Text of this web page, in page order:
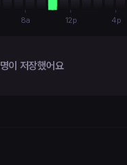
8a 12p 4p
명이 저장했어요